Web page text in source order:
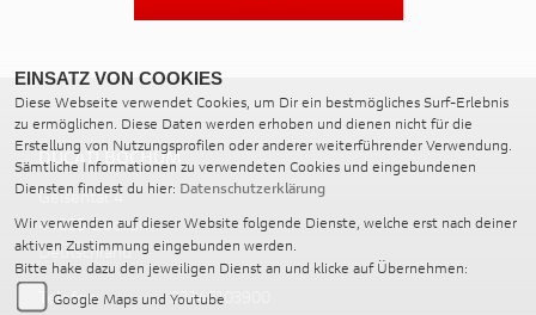
DUCATI BOCHUM
Geisental 4
44805 Bochum
Deutschland
Telefon:
02346103900
EINSATZ VON COOKIES
Diese Webseite verwendet Cookies, um Dir ein bestmögliches Surf-Erlebnis
zu ermöglichen. Diese Daten werden erhoben und dienen nicht für die
Erstellung von Nutzungsprofilen oder anderer weiterführender Verwendung.
Sämtliche Informationen zu verwendeten Cookies und eingebundenen
Diensten findest du hier: Datenschutzerklärung
Wir verwenden auf dieser Website folgende Dienste, welche erst nach deiner
aktiven Zustimmung eingebunden werden.
Bitte hake dazu den jeweiligen Dienst an und klicke auf Übernehmen:
Google Maps und Youtube